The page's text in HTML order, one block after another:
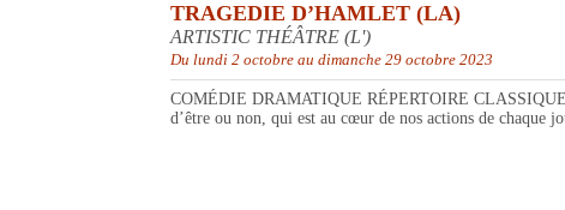
TRAGEDIE D’HAMLET (LA)
ARTISTIC THÉÂTRE (L')
Du lundi 2 octobre au dimanche 29 octobre 2023
COMÉDIE DRAMATIQUE RÉPERTOIRE CLASSIQUE
d’être ou non, qui est au cœur de nos actions de chaque